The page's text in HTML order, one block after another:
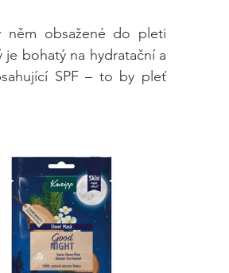
něm obsažené do pleti
bohatý na hydratační a
SPF – to by pleť